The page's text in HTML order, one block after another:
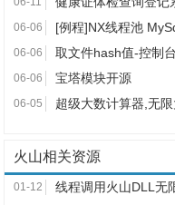
06-06
06-06
06-06 宝塔模块开源
06-05 超级大数计算器,无
火山相关资源
01-12 线程调用火山DLL无